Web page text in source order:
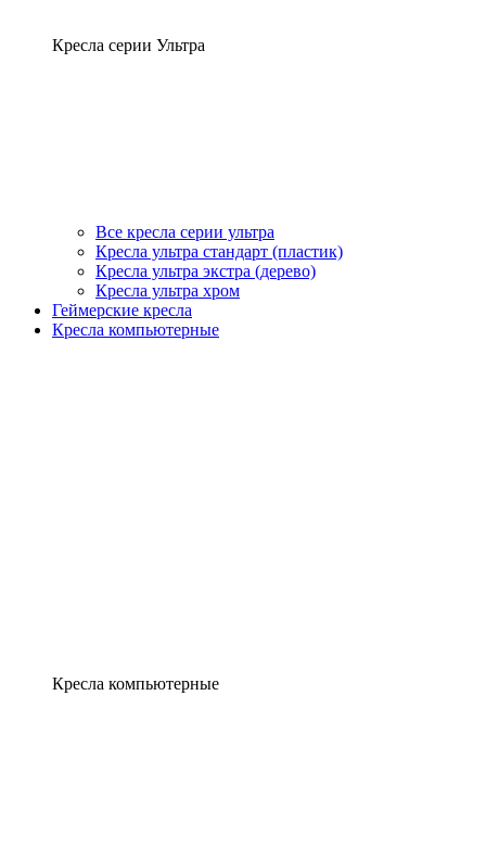
Кресла серии Ультра
Все кресла серии ультра
Кресла ультра стандарт (пластик)
Кресла ультра экстра (дерево)
Кресла ультра хром
Геймерские кресла
Кресла компьютерные
Кресла компьютерные